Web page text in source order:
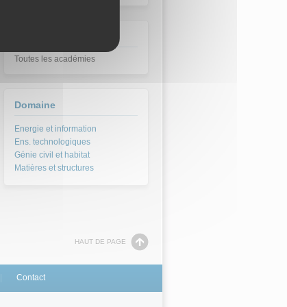
Toutes les académies
Domaine
HAUT DE PAGE
Contact